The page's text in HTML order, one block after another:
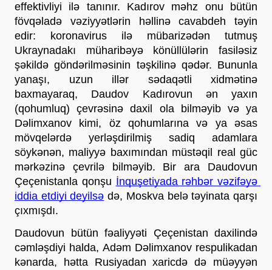
effektivliyi ilə tanınır. Kadırov məhz onu bütün
fövqəladə vəziyyətlərin həllinə cavabdeh təyin
edir: koronavirus ilə mübarizədən tutmuş
Ukraynadakı müharibəyə könüllülərin fasiləsiz
şəkildə göndərilməsinin təşkilinə qədər. Bununla
yanaşı, uzun illər sədaqətli xidmətinə
baxmayaraq, Daudov Kadırovun ən yaxın
(qohumluq) çevrəsinə daxil ola bilməyib və ya
Dəlimxanov kimi, öz qohumlarına və ya əsas
mövqelərdə yerləşdirilmiş sadiq adamlara
söykənən, maliyyə baxımından müstəqil real güc
mərkəzinə çevrilə bilməyib. Bir ara Daudovun
Çeçenistanla qonşu İnquşetiyada rəhbər vəzifəyə
iddia etdiyi deyilsə də, Moskva belə təyinata qarşı
çıxmışdı.
Daudovun bütün fəaliyyəti Çeçenistan daxilində
cəmləşdiyi halda, Adəm Dəlimxanov respulikadan
kənarda, hətta Rusiyadan xaricdə də müəyyən